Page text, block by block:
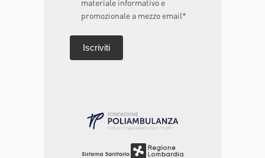
materiale informativo e
promozionale a mezzo email*